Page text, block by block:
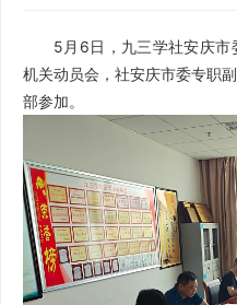
5月6日，九三学社安庆市
机关动员会，社安庆市委专职
部参加。